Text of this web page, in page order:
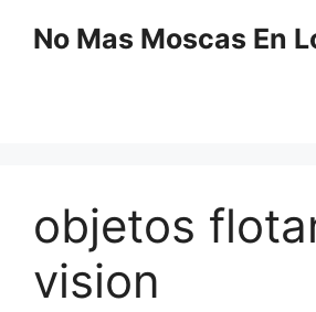
No Mas Moscas En
objetos
vision